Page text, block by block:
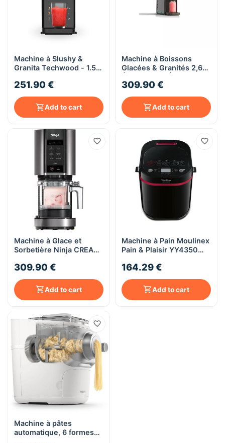
Machine à Slushy &
Granita Techwood - 1.5
Programmes
Automatiques
251.90 €
Add to cart
Machine à Boissons
Glacées & Granités 2,6L
Slush Me II
309.90 €
Add to cart
Machine à Glace et
Sorbetière Ninja CREAMi
309.90 €
Add to cart
Machine à Pain Moulinex
Pain & Plaisir YY4350
164.29 €
Add to cart
Machine à pâtes
automatique, 6 formes